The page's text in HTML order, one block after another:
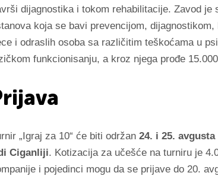
dijagnostika i tokom rehabilitacije. Zavod je
koja se bavi prevencijom,
i odraslih osoba sa različitim teškoćama u
funkcionisanju, a kroz njega prođe
„Igraj za 10“ će biti održan 24. i 25.
Ciganliji. Kotizacija za učešće na turniru je
i pojedinci mogu da se prijave do 20.